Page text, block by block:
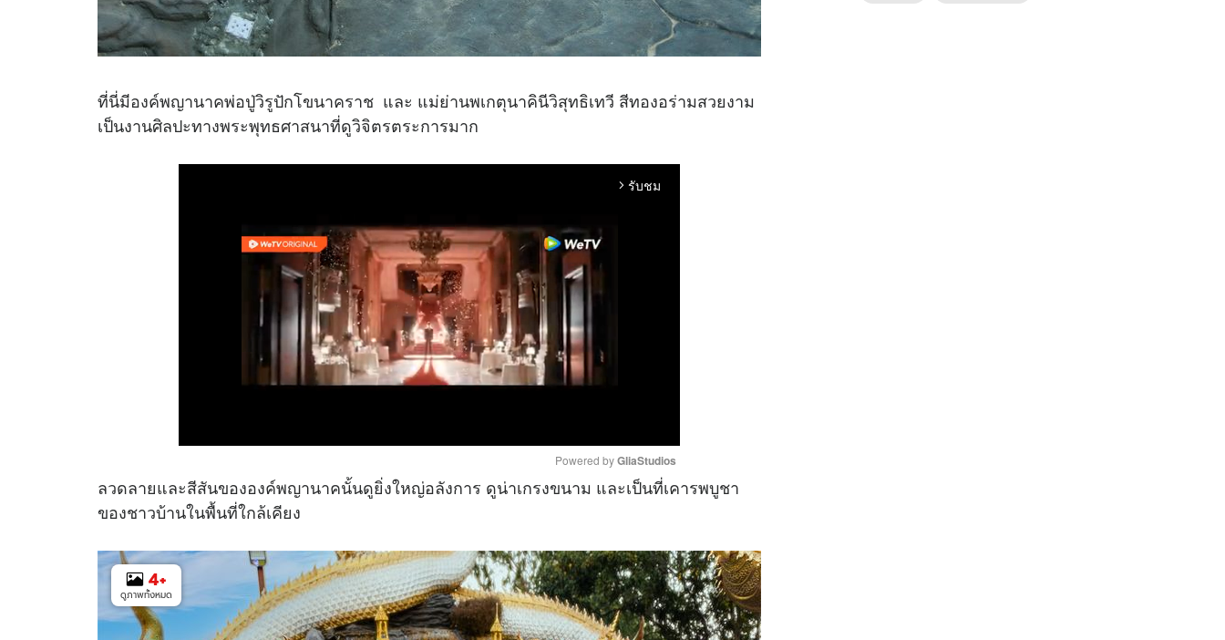
ที่นี่มีองค์พญานาคพ่อปู่วิรูปักโขนาคราช และ แม่ย่านพเกตุนาคินีวิสุทธิเทวี สีทองอร่ามสวยงาม
เป็นงานศิลปะทางพระพุทธศาสนาที่ดูวิจิตรตระการมาก
arrow_forward_ios รับชม
t
e
Powered by GliaStudios
ลวดลายและสีสันขององค์พญานาคนั้นดูยิ่งใหญ่อลังการ ดูน่าเกรงขนาม และเป็นที่เคารพบูชา
ของชาวบ้านในพื้นที่ใกล้เคียง
4+
ดูภาพทั้งหมด